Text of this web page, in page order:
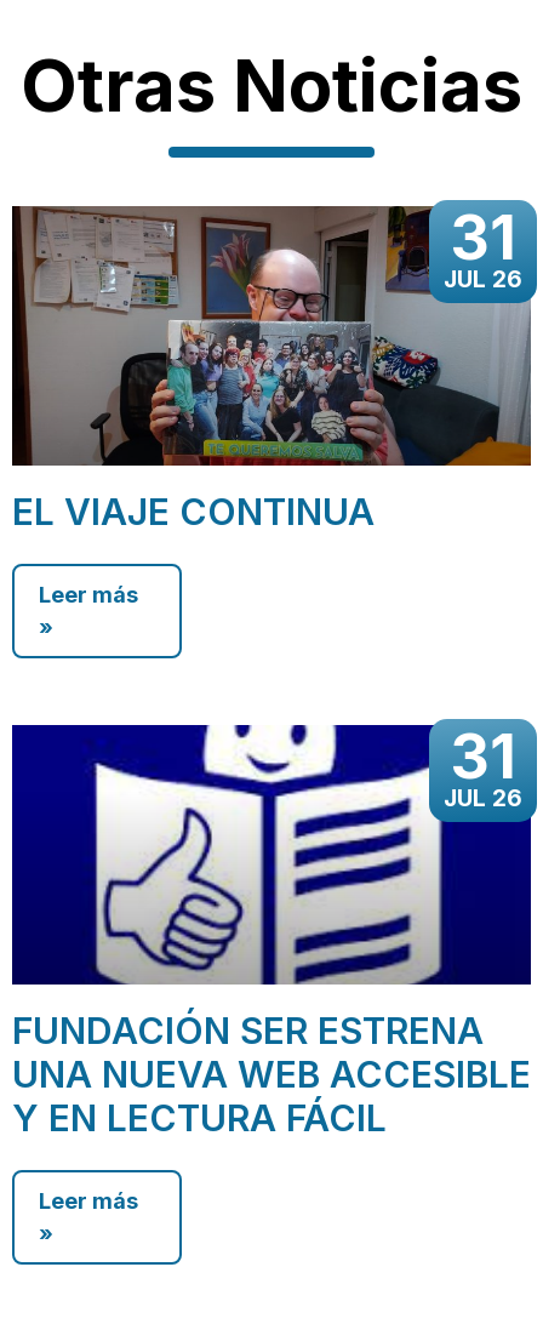
Otras Noticias
31
JUL 26
EL VIAJE CONTINUA
Leer más
»
31
JUL 26
FUNDACIÓN SER ESTRENA
UNA NUEVA WEB ACCESIBLE
Y EN LECTURA FÁCIL
Leer más
»